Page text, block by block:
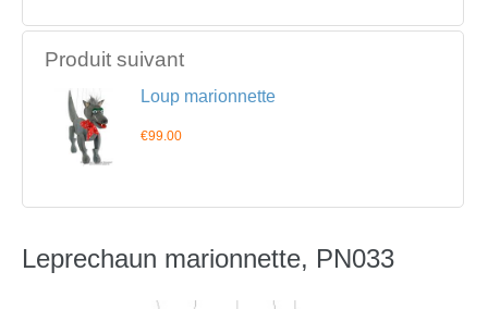
Produit suivant
Loup marionnette
€99.00
Leprechaun marionnette, PN033